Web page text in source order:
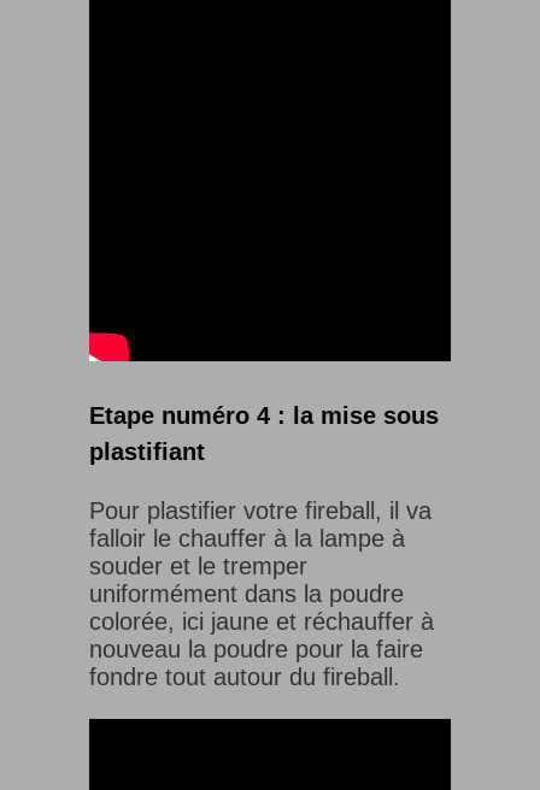
Etape numéro 4 : la mise sous
plastifiant
Pour plastifier votre fireball, il va
falloir le chauffer à la lampe à
souder et le tremper
uniformément dans la poudre
colorée, ici jaune et réchauffer à
nouveau la poudre pour la faire
fondre tout autour du fireball.